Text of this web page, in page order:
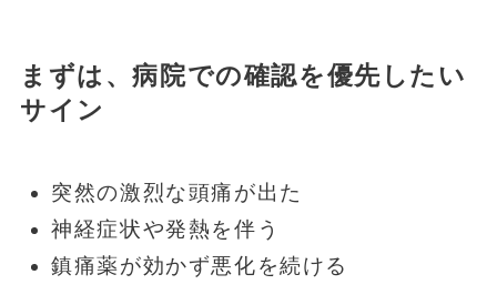
まずは、病院での確認を優先したい
サイン
突然の激烈な頭痛が出た
神経症状や発熱を伴う
鎮痛薬が効かず悪化を続ける